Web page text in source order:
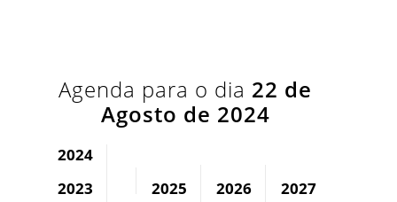
Agenda para o dia 22 de
Agosto de 2024
2024
2023
2025 2026 2027